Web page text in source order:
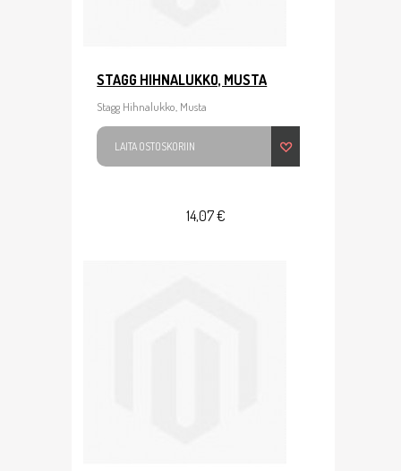
STAGG HIHNALUKKO, MUSTA
Stagg Hihnalukko, Musta
LAITA OSTOSKORIIN
14,07 €